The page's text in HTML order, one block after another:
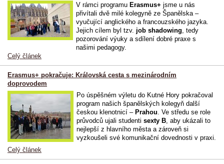
V rámci programu Erasmus+ jsme u nás
přivítali dvě milé kolegyně ze Španělska –
vyučující anglického a francouzského jazyka.
Jejich cílem byl tzv. job shadowing , tedy
pozorování výuky a sdílení dobré praxe s
našimi pedagogy.
Celý článek
Erasmus+ pokračuje: Královská cesta s mezinárodním
doprovodem
Po úspěšném výletu do Kutné Hory pokračoval
program našich španělských kolegyň další
českou klenotnicí – Prahou. Ve středu se role
průvodců ujali studentisexty B, aby ukázali to
nejlepší z hlavního města a zároveň si
vyzkoušeli své komunikační dovednosti v praxi.
Celý článek